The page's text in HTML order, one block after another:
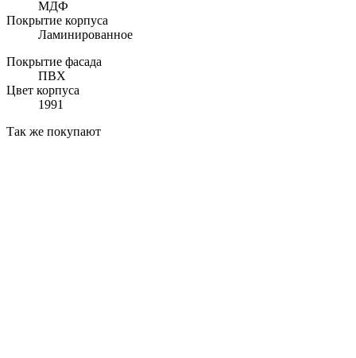
МДФ
Покрытие корпуса
Ламинированное
Покрытие фасада
ПВХ
Цвет корпуса
1991
Так же покупают